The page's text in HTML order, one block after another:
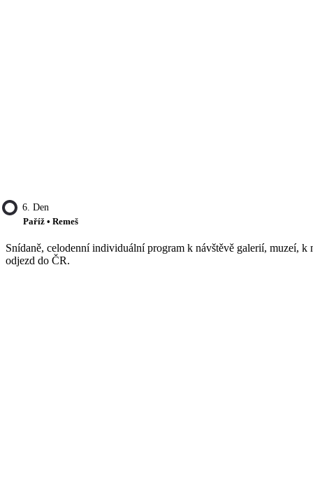
6. Den
Paříž • Remeš
Snídaně, celodenní individuální program k návštěvě galerií, muzeí,
odjezd do ČR.